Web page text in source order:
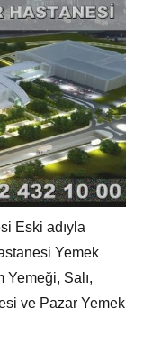
Eski adıyla
Yemek
Yemeği, Salı,
ve Pazar Yemek